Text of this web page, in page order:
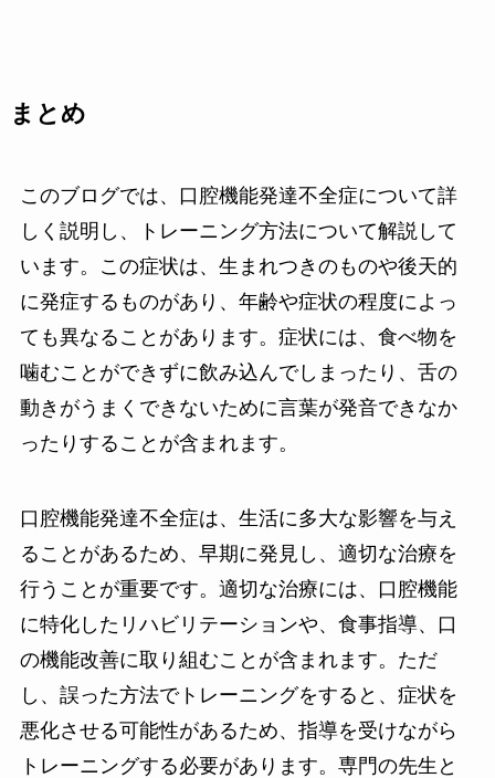
まとめ
このブログでは、口腔機能発達不全症について詳
しく説明し、トレーニング方法について解説して
います。この症状は、生まれつきのものや後天的
に発症するものがあり、年齢や症状の程度によっ
ても異なることがあります。症状には、食べ物を
噛むことができずに飲み込んでしまったり、舌の
動きがうまくできないために言葉が発音できなか
ったりすることが含まれます。
口腔機能発達不全症は、生活に多大な影響を与え
ることがあるため、早期に発見し、適切な治療を
行うことが重要です。適切な治療には、口腔機能
に特化したリハビリテーションや、食事指導、口
の機能改善に取り組むことが含まれます。ただ
し、誤った方法でトレーニングをすると、症状を
悪化させる可能性があるため、指導を受けながら
トレーニングする必要があります。専門の先生と